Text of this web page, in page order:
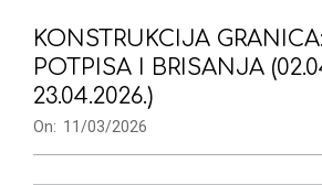
KONSTRUKCIJA
POTPISA I BRISANJA
23.04.2026.)
On: 11/03/2026